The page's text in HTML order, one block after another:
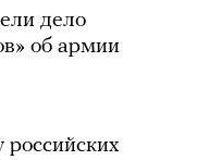
дело
об армии